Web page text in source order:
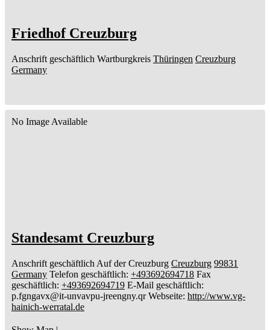
Friedhof Creuzburg
Anschrift geschäftlich Wartburgkreis Thüringen Creuzburg
Germany
No Image Available
Standesamt Creuzburg
Anschrift geschäftlich Auf der Creuzburg Creuzburg 99831
Germany Telefon geschäftlich: +493692694718 Fax
geschäftlich: +493692694719 E-Mail geschäftlich:
p.fgngavx@it-unvavpu-jreengny.qr Webseite: http://www.vg-
hainich-werratal.de